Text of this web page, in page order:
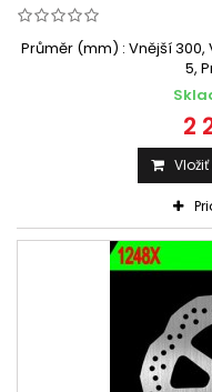
Průměr (mm) : Vnější 300,
5,
2